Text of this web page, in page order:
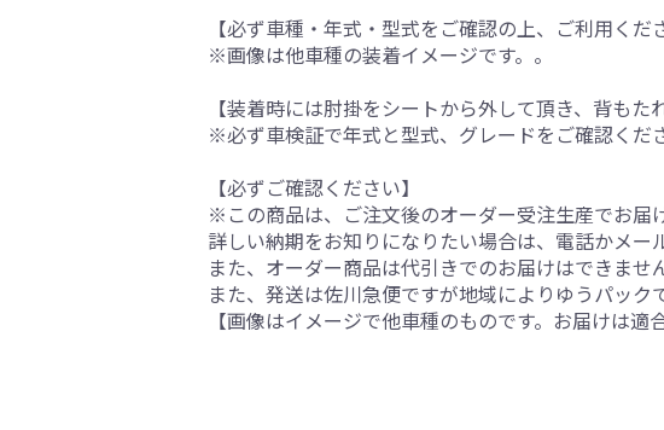
【必ず車種・年式・型式をご確認の上、ご利用くだ
※画像は他車種の装着イメージです。。
【装着時には肘掛をシートから外して頂き、背も
※必ず車検証で年式と型式、グレードをご確認くだ
【必ずご確認ください】
※この商品は、ご注文後のオーダー受注生産でお届
詳しい納期をお知りになりたい場合は、電話かメー
また、オーダー商品は代引きでのお届けはできま
また、発送は佐川急便ですが地域によりゆうパック
【画像はイメージで他車種のものです。お届けは適